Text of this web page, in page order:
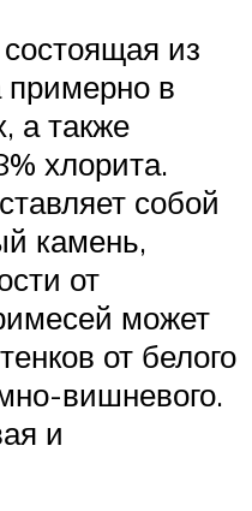
из
примерно в
а также
хлорита.
собой
камень,
от
может
от белого
вишневого.
и